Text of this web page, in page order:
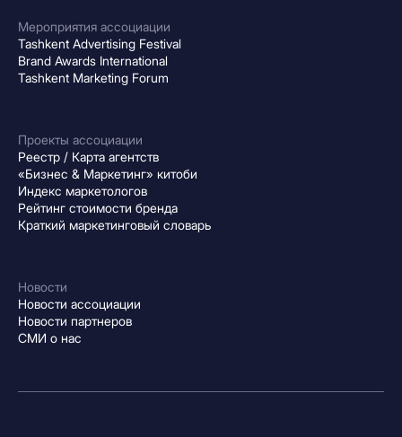
Мероприятия ассоциации
Tashkent Advertising Festival
Brand Awards International
Tashkent Marketing Forum
Проекты ассоциации
Реестр / Карта агентств
«Бизнес & Маркетинг» китоби
Индекс маркетологов
Рейтинг стоимости бренда
Краткий маркетинговый словарь
Новости
Новости ассоциации
Новости партнеров
СМИ о нас